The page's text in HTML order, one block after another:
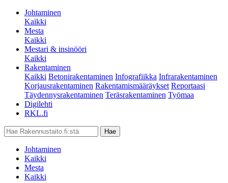
Johtaminen
Kaikki
Mesta
Kaikki
Mestari & insinööri
Kaikki
Rakentaminen
Kaikki Betonirakentaminen Infografiikka Infrarakentaminen
Korjausrakentaminen Rakentamismääräykset Reportaasi
Täydennysrakentaminen Teräsrakentaminen Työmaa
Digilehti
RKL.fi
Johtaminen
Kaikki
Mesta
Kaikki